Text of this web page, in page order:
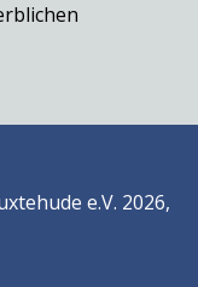
e.V. 2026,